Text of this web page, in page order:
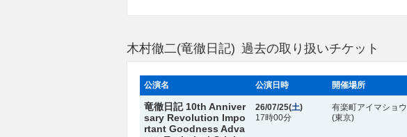
木村徹二(竜徹日記) 過去の取り扱いチケット
公演名 公演日時 開催場所
竜徹日記 10th Anniver
sary Revolution Impo
rtant Goodness Adva
26/07/25(土)
17時00分
有楽町アイマショウ
(東京)